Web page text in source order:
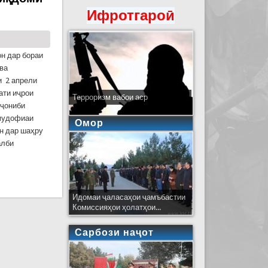
дар бораи
2 апрели
иҷрои
дар шаҳру
баргузор гашт
Ифротгароӣ
Терроризм вабои аср
Омор
Идомаи ҷаласаҳои ҷамъбастии
Комиссияҳои ҳолатҳои...
Сарбози наҷот